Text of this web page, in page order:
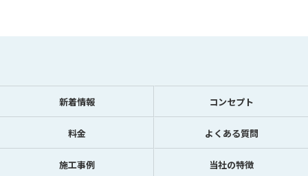
新着情報 コンセプト
料金 よくある質問
施工事例 当社の特徴